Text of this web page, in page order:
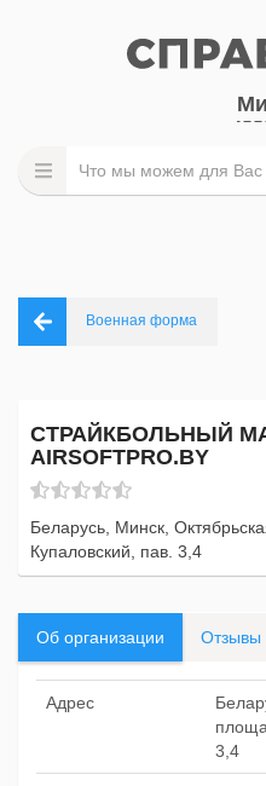
Военная форма
СТРАЙКБОЛЬНЫЙ
AIRSOFTPRO.BY
Беларусь, Минск,
Купаловский, пав. 3,4
Об организации Отзывы
Адрес
3,4